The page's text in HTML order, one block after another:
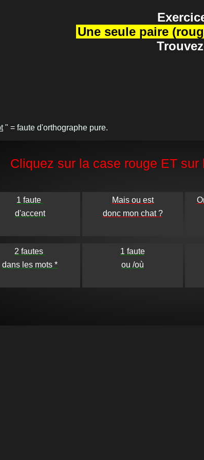
Une seule paire
" = faute d'orthographe pure.
Cliquez sur la case rouge ET
1 faute
d'accent
Mais ou est
donc mon chat ?
2 fautes
dans les mots *
1 faute
ou /où